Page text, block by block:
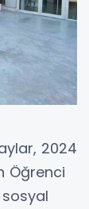
2024
Öğrenci